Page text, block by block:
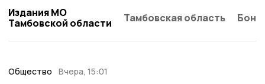
Издания МО
Тамбовской области
Тамбовская область
Общество Вчера, 15:01